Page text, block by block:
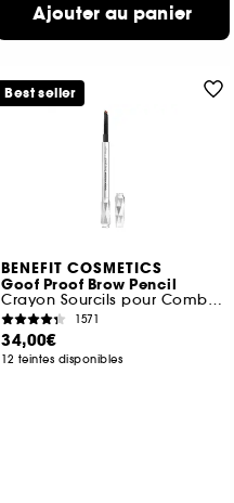
Ajouter au panier
BENEFIT COSMETICS
Goof Proof Brow Pencil
Crayon Sourcils pour Combler et Etoffer les Sourcils
1571
34,00€
12 teintes disponibles
Best seller